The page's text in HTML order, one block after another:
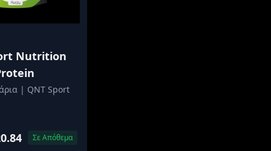
Nutrition
| QNT Sport
Σε Απόθεμα